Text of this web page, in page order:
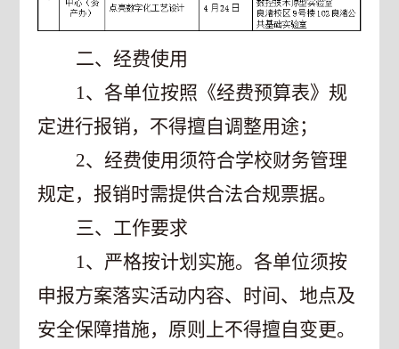
二、经费使用
1、各单位按照《经费预算表》规
定进行报销，不得擅自调整用途；
2、经费使用须符合学校财务管理
规定，报销时需提供合法合规票据。
三、工作要求
1、严格按计划实施。各单位须按
申报方案落实活动内容、时间、地点及
安全保障措施，原则上不得擅自变更。